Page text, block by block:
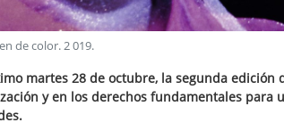
de color.2 019.
martes 28 de octubre, la segunda
y en los derechos fundamentales para